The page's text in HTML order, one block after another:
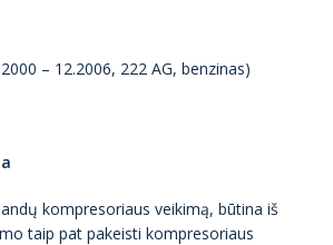
– 12.2006, 222 AG, benzinas)
kompresoriaus veikimą, būtina iš
taip pat pakeisti kompresoriaus